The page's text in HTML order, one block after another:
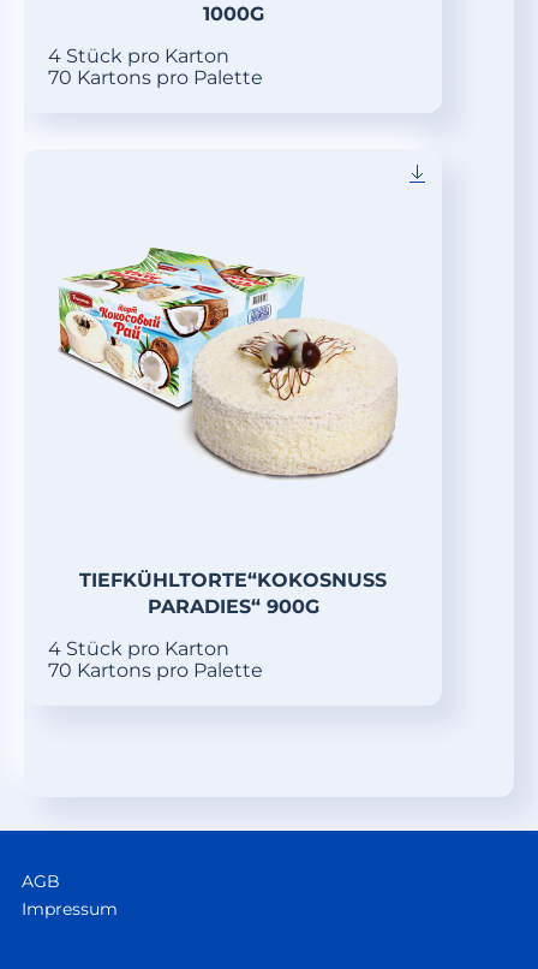
1000G
4 Stück pro Karton
70 Kartons pro Palette
TIEFKÜHLTORTE“KOKOSNUSS
PARADIES“ 900G
4 Stück pro Karton
70 Kartons pro Palette
AGB
Impressum